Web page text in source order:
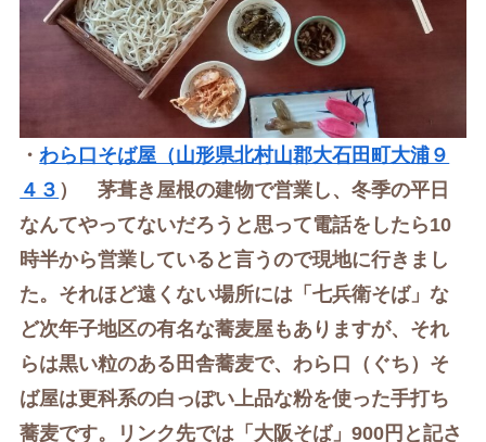
・わら口そば屋（山形県北村山郡大石田町大浦９
４３ ） 茅葺き屋根の建物で営業し、冬季の平日
なんてやってないだろうと思って電話をしたら10
時半から営業していると言うので現地に行きまし
た。それほど遠くない場所には「七兵衛そば」な
ど次年子地区の有名な蕎麦屋もありますが、それ
らは黒い粒のある田舎蕎麦で、わら口（ぐち）そ
ば屋は更科系の白っぽい上品な粉を使った手打ち
蕎麦です。リンク先では「大阪そば」900円と記さ